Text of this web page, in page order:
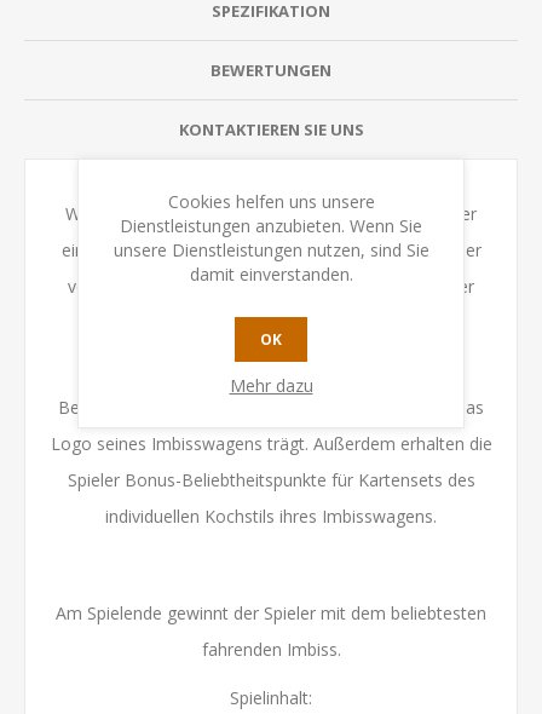
SPEZIFIKATION
BEWERTUNGEN
KONTAKTIEREN SIE UNS
Wenn eine Bestellung erledigt wird, erhält der Spieler
einen Beliebtheitsmarker, dessen Wert der Anzahl der
verwendeten Zutaten entspricht. Beliebtheitsmarker
helfen auch, den Imbisswagen aufzuwerten.
Beliebtheitspunkt für jede erledigte Bestellung, die das
Logo seines Imbisswagens trägt. Außerdem erhalten die
Spieler Bonus-Beliebtheitspunkte für Kartensets des
individuellen Kochstils ihres Imbisswagens.
Am Spielende gewinnt der Spieler mit dem beliebtesten
fahrenden Imbiss.
Spielinhalt:
Cookies helfen uns unsere
Dienstleistungen anzubieten. Wenn Sie
unsere Dienstleistungen nutzen, sind Sie
damit einverstanden.
OK
Mehr dazu